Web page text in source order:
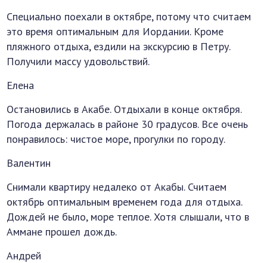
Специально поехали в октябре, потому что считаем
это время оптимальным для Иордании. Кроме
пляжного отдыха, ездили на экскурсию в Петру.
Получили массу удовольствий.
Елена
Остановились в Акабе. Отдыхали в конце октября.
Погода держалась в районе 30 градусов. Все очень
понравилось: чистое море, прогулки по городу.
Валентин
Снимали квартиру недалеко от Акабы. Считаем
октябрь оптимальным временем года для отдыха.
Дождей не было, море теплое. Хотя слышали, что в
Аммане прошел дождь.
Андрей